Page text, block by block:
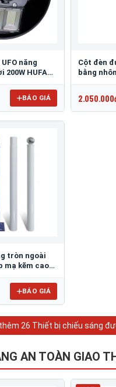
năng
200W HUFA
BÁO GIÁ
Cột đèn
bằng
tròn ngoài
mạ kẽm cao
BÁO GIÁ
26 Thiết bị chiếu sáng
AN TOÀN GIAO